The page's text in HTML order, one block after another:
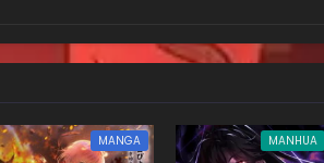
MANGA MANHUA